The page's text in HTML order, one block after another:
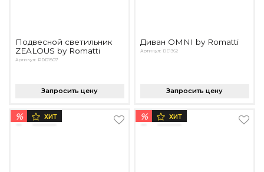
Подвесной светильник
ZEALOUS by Romatti
Артикул: PDD1507
Запросить цену
Диван OMNI by Romatti
Артикул: DE1362
Запросить цену
% ХИТ % ХИТ